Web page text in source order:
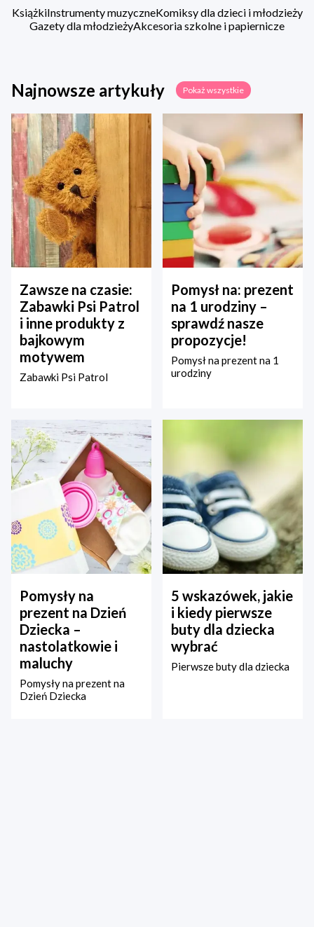
KsiążkiInstrumenty muzyczneKomiksy dla dzieci i młodzieży
Gazety dla młodzieżyAkcesoria szkolne i papiernicze
Najnowsze artykuły Pokaż wszystkie
Zawsze na czasie:
Zabawki Psi Patrol
i inne produkty z
bajkowym
motywem
Zabawki Psi Patrol
Pomysł na: prezent
na 1 urodziny –
sprawdź nasze
propozycje!
Pomysł na prezent na 1
urodziny
Pomysły na
prezent na Dzień
Dziecka –
nastolatkowie i
maluchy
Pomysły na prezent na
Dzień Dziecka
5 wskazówek, jakie
i kiedy pierwsze
buty dla dziecka
wybrać
Pierwsze buty dla dziecka